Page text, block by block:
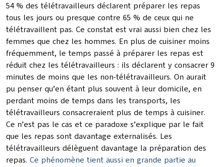
54 % des télétravailleurs déclarent préparer les repas
tous les jours ou presque contre 65 % de ceux qui ne
télétravaillent pas. Ce constat est vrai aussi bien chez les
femmes que chez les hommes. En plus de cuisiner moins
fréquemment, le temps passé à préparer les repas est
réduit chez les télétravailleurs : ils déclarent y consacrer 9
minutes de moins que les non-télétravailleurs. On aurait
pu penser qu’en étant plus souvent à leur domicile, en
perdant moins de temps dans les transports, les
télétravailleurs consacreraient plus de temps à cuisiner.
Ce n’est pas le cas et ce paradoxe s’explique par le fait
que les repas sont davantage externalisés. Les
télétravailleurs délèguent davantage la préparation des
repas. Ce phénomène tient aussi en grande partie au